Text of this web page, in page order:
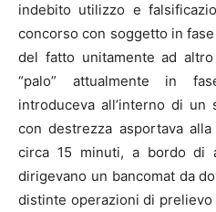
indebito utilizzo e
concorso con soggetto in
del fatto unitamente ad
“palo” attualmente in
introduceva all’interno di un
con destrezza asportava
circa 15 minuti, a bordo di
dirigevano un bancomat da
distinte operazioni di